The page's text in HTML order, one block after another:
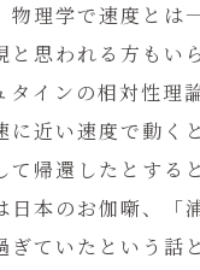
物理学で速度とは
と思われる方もい
タインの相対性理
に近い速度で動く
て帰還したとする
日本のお伽噺、「
ぎていたという話